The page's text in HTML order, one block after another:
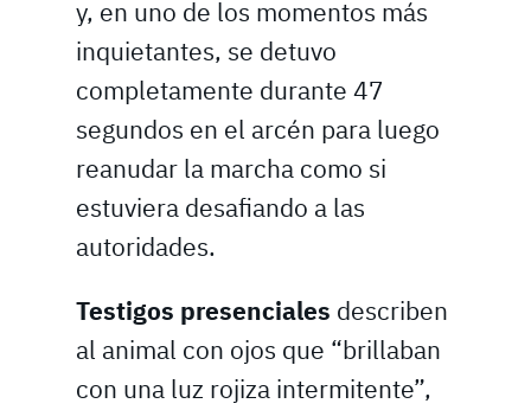
y, en uno de los momentos más
inquietantes, se detuvo
completamente durante 47
segundos en el arcén para luego
reanudar la marcha como si
estuviera desafiando a las
autoridades.
Testigos presenciales describen
al animal con ojos que “brillaban
con una luz rojiza intermitente”,